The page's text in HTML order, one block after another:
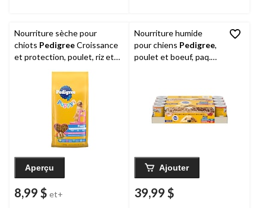
Nourriture sèche pour
chiots PedigreeCroissance
et protection, poulet, riz et
légumes, formats variés
Aperçu
8,99 $ et+
Nourriture humide
pour chiens Pedigree,
poulet et boeuf, paq.
Ajouter
39,99 $